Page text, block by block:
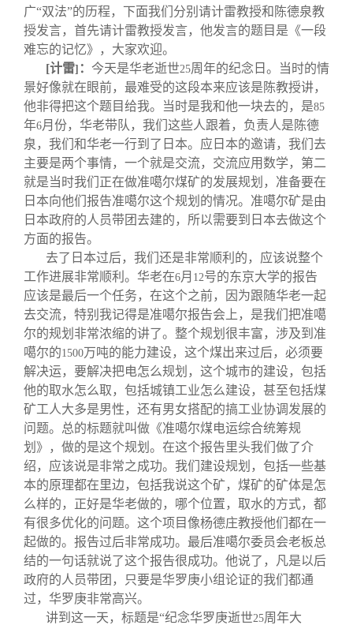
广“双法”的历程，下面我们分别请计雷教授和陈德泉教
授发言，首先请计雷教授发言，他发言的题目是《一段
难忘的记忆》，大家欢迎。
[计雷] ： 今天是华老逝世25周年的纪念日。当时的情
景好像就在眼前，最难受的这段本来应该是陈教授讲，
他非得把这个题目给我。当时是我和他一块去的，是85
年6月份，华老带队，我们这些人跟着，负责人是陈德
泉，我们和华老一行到了日本。应日本的邀请，我们去
主要是两个事情，一个就是交流，交流应用数学，第二
就是当时我们正在做准噶尔煤矿的发展规划，准备要在
日本向他们报告准噶尔这个规划的情况。准噶尔矿是由
日本政府的人员带团去建的，所以需要到日本去做这个
方面的报告。
去了日本过后，我们还是非常顺利的，应该说整个
工作进展非常顺利。华老在6月 12号的东京大学的报告
应该是最后一个任务，在这个之前，因为跟随华老一起
去交流，特别我记得是准噶尔报告会上，是我们把准噶
尔的规划非常浓缩的讲了。整个规划很丰富，涉及到准
噶尔的1500万吨的能力建设，这个煤出来过后，必须要
解决运，要解决把电怎么规划，这个城市的建设，包括
他的取水怎么取，包括城镇工业怎么建设，甚至包括煤
矿工人大多是男性，还有男女搭配的搞工业协调发展的
问题。总的标题就叫做《准噶尔煤电运综合统筹规
划》，做的是这个规划。在这个报告里头我们做了介
绍，应该说是非常之成功。我们建设规划，包括一些基
本的原理都在里边，包括我说这个矿，煤矿的矿体是怎
么样的，正好是华老做的，哪个位置，取水的方式，都
有很多优化的问题。这个项目像杨德庄教授他们都在一
起做的。报告过后非常成功。最后准噶尔委员会老板总
结的一句话就说了这个报告很成功。他说了，凡是以后
政府的人员带团，只要是华罗庚小组论证的我们都通
过，华罗庚非常高兴。
讲到这一天，标题是“纪念华罗庚逝世25周年大